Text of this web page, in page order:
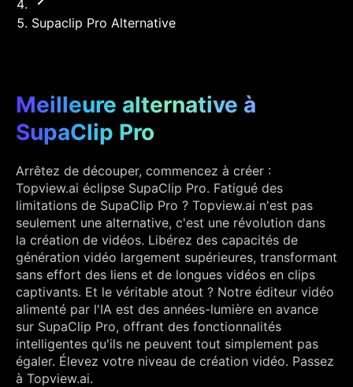
Supaclip Pro Alternative
Meilleure alternative à
SupaClip Pro
Arrêtez de découper, commencez à créer :
Topview.ai éclipse SupaClip Pro. Fatigué des
limitations de SupaClip Pro ? Topview.ai n'est pas
seulement une alternative, c'est une révolution dans
la création de vidéos. Libérez des capacités de
génération vidéo largement supérieures, transformant
sans effort des liens et de longues vidéos en clips
captivants. Et le véritable atout ? Notre éditeur vidéo
alimenté par l'IA est des années-lumière en avance
sur SupaClip Pro, offrant des fonctionnalités
intelligentes qu'ils ne peuvent tout simplement pas
égaler. Élevez votre niveau de création vidéo. Passez
à Topview.ai.